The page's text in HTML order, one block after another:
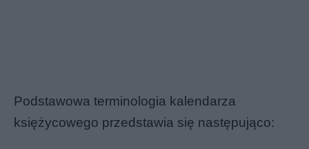
Podstawowa terminologia kalendarza
księżycowego przedstawia się następująco: